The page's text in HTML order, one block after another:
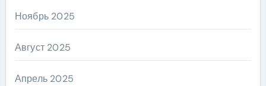
Ноябрь 2025
Август 2025
Апрель 2025